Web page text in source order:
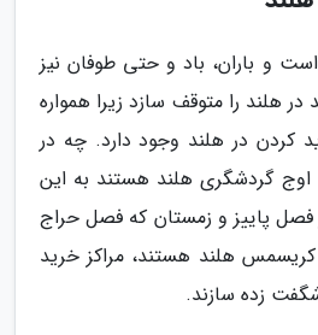
و باران، باد و حتی طوفان نیز
هلند را متوقف سازد زیرا همواره
کردن در هلند وجود دارد. چه در
اوج گردشگری هلند هستند به این
پاییز و زمستان که فصل حراج
هلند هستند، مراکز خرید
زده سازند.